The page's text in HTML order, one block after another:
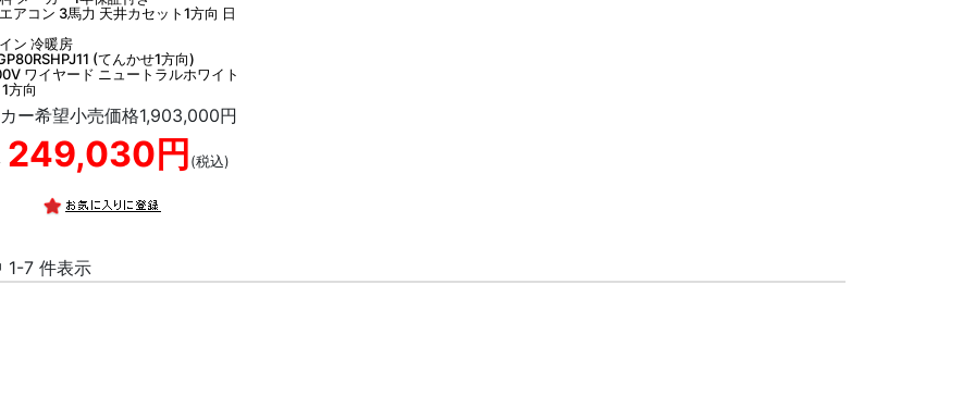
アコン 3馬力 天井カセット1方向 日
ン 冷暖房
(てんかせ1方向)
ワイヤード ニュートラルホワイト
方向
ー希望小売価格1,903,000円
249,030円 (税込)
1-7 件表示